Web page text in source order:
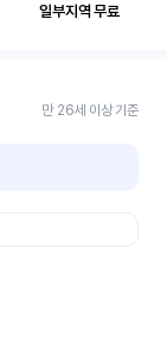
일부지역 무료
만 26세 이상 기준